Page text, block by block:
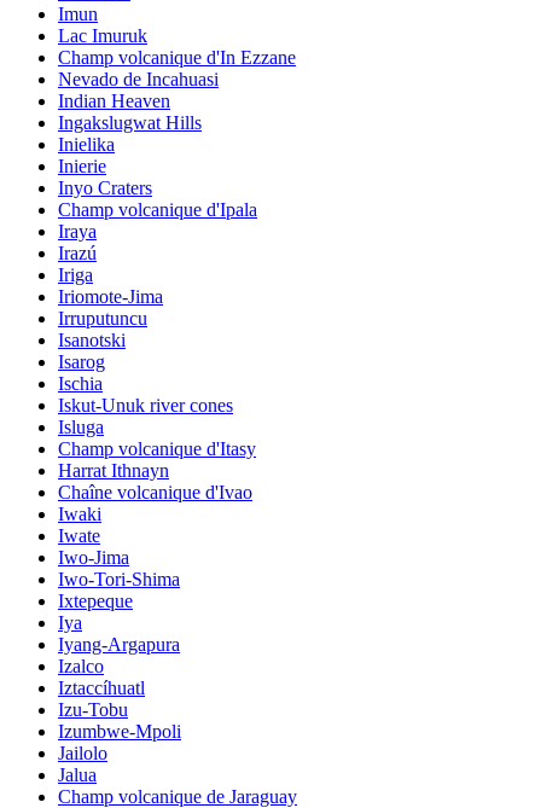
Imun
Lac Imuruk
Champ volcanique d'In Ezzane
Nevado de Incahuasi
Indian Heaven
Ingakslugwat Hills
Inielika
Inierie
Inyo Craters
Champ volcanique d'Ipala
Iraya
Irazú
Iriga
Iriomote-Jima
Irruputuncu
Isanotski
Isarog
Ischia
Iskut-Unuk river cones
Isluga
Champ volcanique d'Itasy
Harrat Ithnayn
Chaîne volcanique d'Ivao
Iwaki
Iwate
Iwo-Jima
Iwo-Tori-Shima
Ixtepeque
Iya
Iyang-Argapura
Izalco
Iztaccíhuatl
Izu-Tobu
Izumbwe-Mpoli
Jailolo
Jalua
Champ volcanique de Jaraguay